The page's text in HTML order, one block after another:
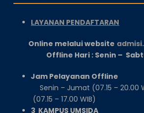
LAYANAN PENDAFTARAN
Online melalui website
Offline Hari : Senin –
Jam
Senin – Jumat (07.15 – 20.00
(07.15 – 17.00 WIB)
3 KAMPUS UMSIDA